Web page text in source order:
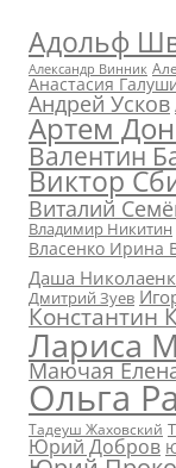
Адольф
Александр Винник
Анастасия
Андрей Усков
Артем
Валентин
Виктор
Виталий
Владимир Никитин
Власенко Ирина
Даша
Дмитрий Зуев
Константин
Лариса
Маючая
Ольга
Тадеуш Жаховский
Юрий Добров